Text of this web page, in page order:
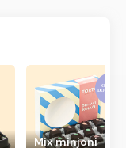
Mix minjoni